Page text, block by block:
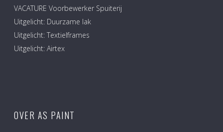
VACATURE Voorbewerker Spuiterij
Uitgelicht: Duurzame lak
Uitgelicht: Textielframes
Uitgelicht: Airtex
OVER AS PAINT